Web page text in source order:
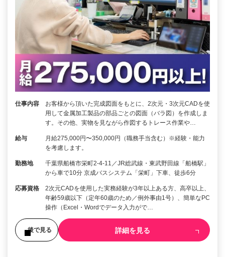
仕事内容
お客様から頂いた完成図面をもとに、2次元・3次元CADを使
用して金属加工製品の部品ごとの図面（バラ図）を作成しま
す。その他、実物を見ながら作図するトレース作業や…
給与
月給275,000円〜350,000円（職務手当含む）※経験・能力
を考慮します。
勤務地
千葉県船橋市栄町2-4-11／JR総武線・東武野田線「船橋駅」
から車で10分 京成バスシステム「栄町」下車、徒歩6分
応募資格
2次元CADを使用した実務経験が3年以上ある方、高卒以上、
年齢59歳以下（定年60歳のため／例外事由1号）、簡単なPC
操作（Excel・Wordでデータ入力がで…
後で見る 詳細を見る